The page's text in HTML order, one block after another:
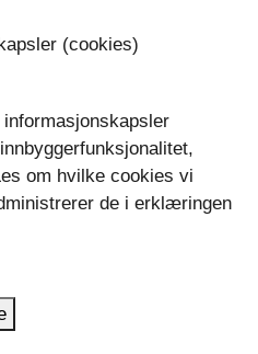
ble skiftet lagere.
og bruansvarlig i
planlagt flere stenginger
er over.
(cookies)
om hvilke cookies vi
de i erklæringen